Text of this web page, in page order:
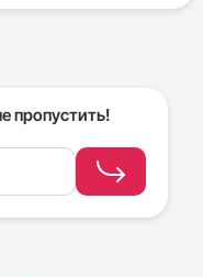
пропустить!